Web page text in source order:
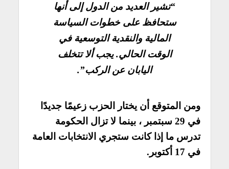
“تشير العديد من الدول إلى أنها
ستحافظ على خطوات السياسة
المالية والنقدية التوسعية في
الوقت الحالي. يجب ألا تتخلف
اليابان عن الركب”.
ومن المتوقع أن يختار الحزب زعيمًا جديدًا
في 29 سبتمبر ، بينما لا تزال الحكومة
تدرس ما إذا كانت ستجري الانتخابات العامة
في 17 أكتوبر.